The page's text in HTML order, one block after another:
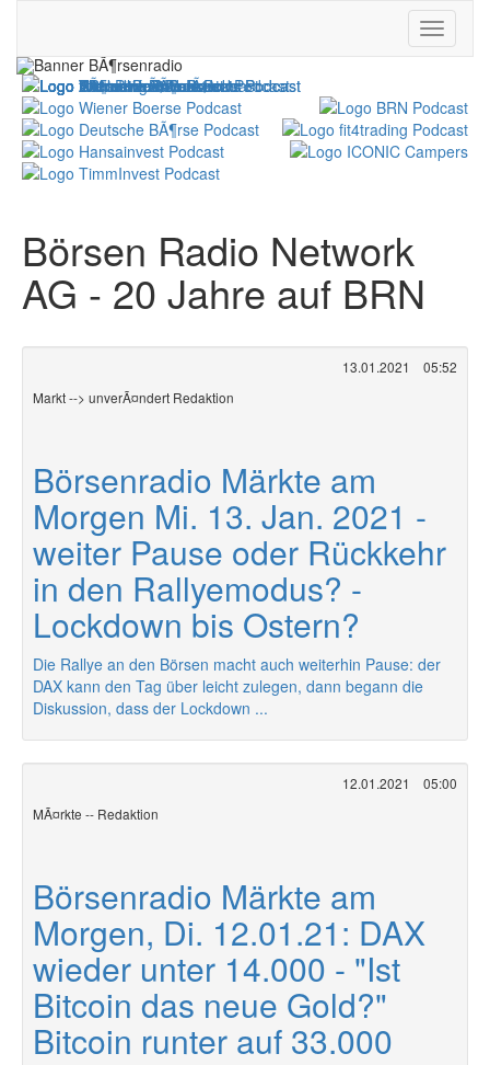
Börsen Radio Network
AG - 20 Jahre auf BRN
13.01.2021
05:52
Markt --> unverÃ¤ndert Redaktion
Börsenradio Märkte am
Morgen Mi. 13. Jan. 2021 -
weiter Pause oder Rückkehr
in den Rallyemodus? -
Lockdown bis Ostern?
Die Rallye an den Börsen macht auch weiterhin Pause: der
DAX kann den Tag über leicht zulegen, dann begann die
Diskussion, dass der Lockdown ...
12.01.2021
05:00
MÃ¤rkte -- Redaktion
Börsenradio Märkte am
Morgen, Di. 12.01.21: DAX
wieder unter 14.000 - "Ist
Bitcoin das neue Gold?"
Bitcoin runter auf 33.000